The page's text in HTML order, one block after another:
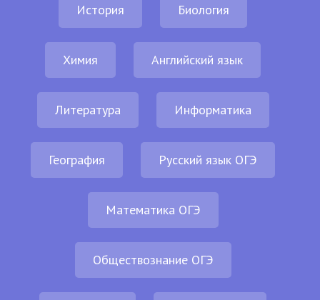
История Биология
Химия Английский язык
Литература Информатика
География Русский язык ОГЭ
Математика ОГЭ
Обществознание ОГЭ